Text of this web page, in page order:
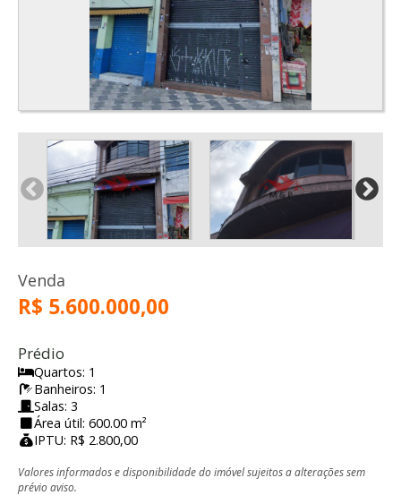
Venda
R$ 5.600.000,00
Prédio
Quartos: 1
Banheiros: 1
Salas: 3
Área útil: 600.00 m²
IPTU: R$ 2.800,00
Valores informados e disponibilidade do imóvel sujeitos a alterações sem
prévio aviso.